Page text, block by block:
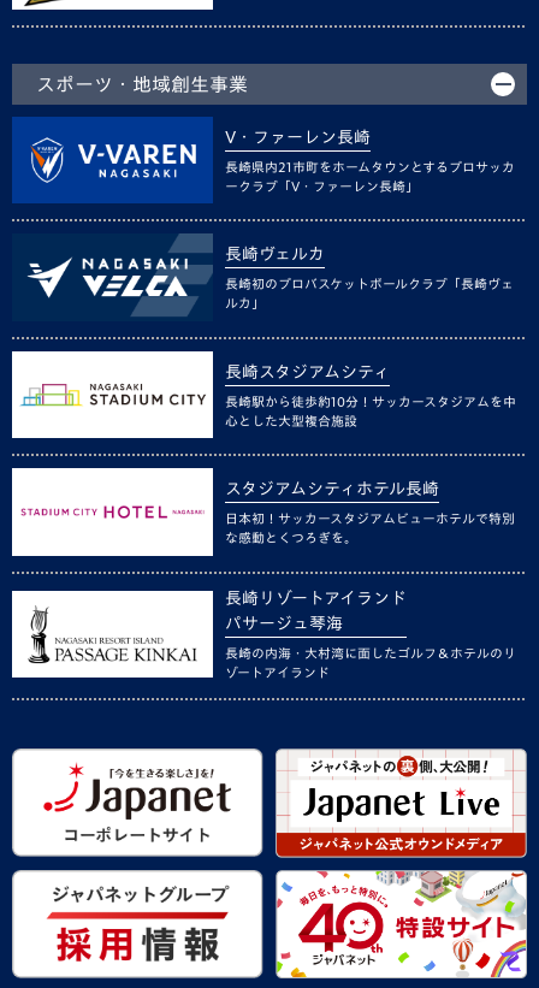
スポーツ・地域創生事業
V・ファーレン長崎
長崎県内21市町をホームタウンとするプロサッカ
ークラブ「V・ファーレン長崎」
長崎ヴェルカ
長崎初のプロバスケットボールクラブ「長崎ヴェ
ルカ」
長崎スタジアムシティ
長崎駅から徒歩約10分！サッカースタジアムを中
心とした大型複合施設
スタジアムシティホテル長崎
日本初！サッカースタジアムビューホテルで特別
な感動とくつろぎを。
長崎リゾートアイランド
パサージュ琴海
長崎の内海・大村湾に面したゴルフ＆ホテルのリ
ゾートアイランド